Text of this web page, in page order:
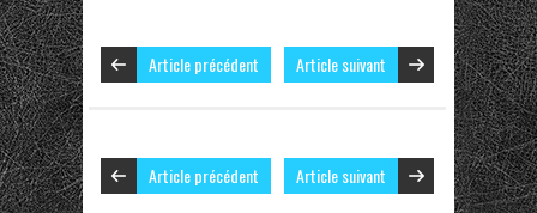
Article précédent Article suivant
Article précédent Article suivant